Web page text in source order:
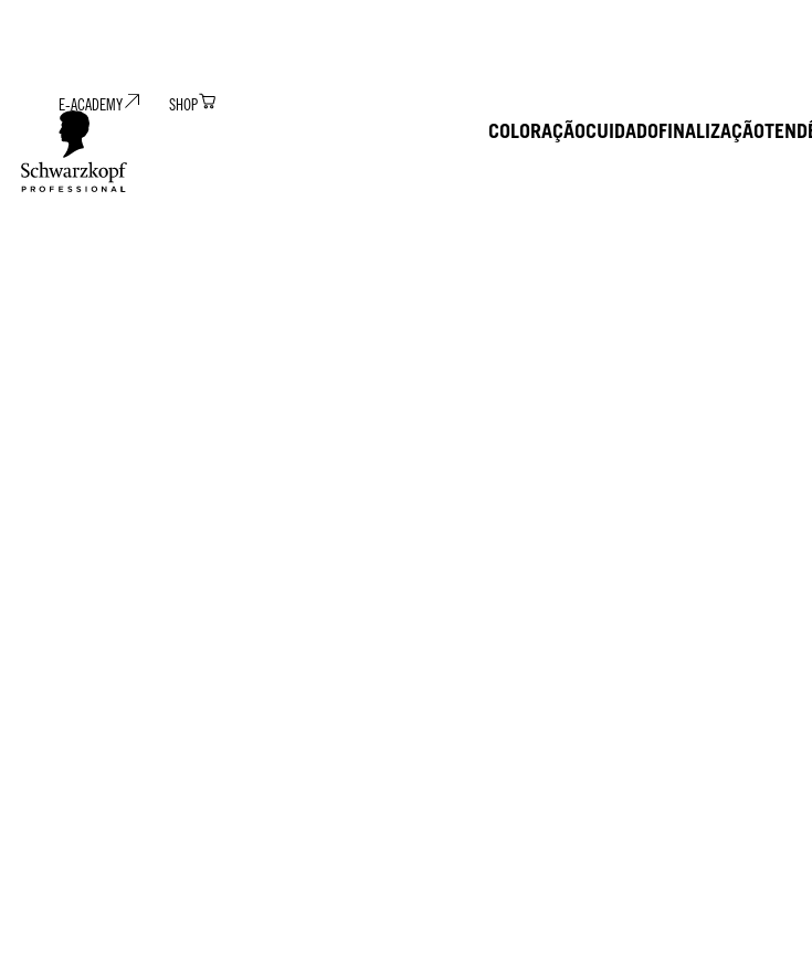
COLORAÇÃOCUIDADOFINALIZAÇÃO
E-ACADEMY SHOP